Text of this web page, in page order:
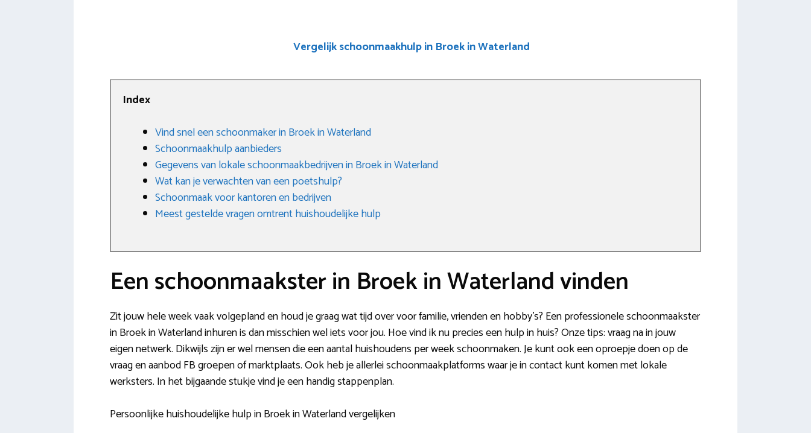
Vergelijk schoonmaakhulp in Broek in Waterland
Index
Vind snel een schoonmaker in Broek in Waterland
Schoonmaakhulp aanbieders
Gegevens van lokale schoonmaakbedrijven in Broek in Waterland
Wat kan je verwachten van een poetshulp?
Schoonmaak voor kantoren en bedrijven
Meest gestelde vragen omtrent huishoudelijke hulp
Een schoonmaakster in Broek in Waterland vinden
Zit jouw hele week vaak volgepland en houd je graag wat tijd over voor familie, vrienden en hobby’s? Een professionele schoonmaakster
in Broek in Waterland inhuren is dan misschien wel iets voor jou. Hoe vind ik nu precies een hulp in huis? Onze tips: vraag na in jouw
eigen netwerk. Dikwijls zijn er wel mensen die een aantal huishoudens per week schoonmaken. Je kunt ook een oproepje doen op de
vraag en aanbod FB groepen of marktplaats. Ook heb je allerlei schoonmaakplatforms waar je in contact kunt komen met lokale
werksters. In het bijgaande stukje vind je een handig stappenplan.
Persoonlijke huishoudelijke hulp in Broek in Waterland vergelijken